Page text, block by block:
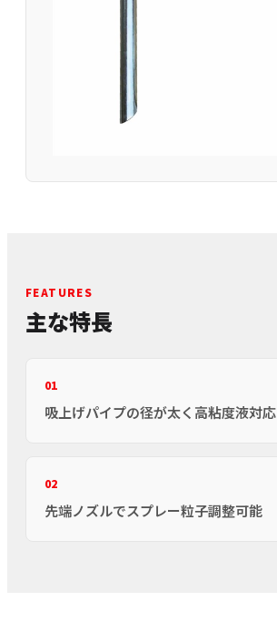
FEATURES
主な特長
01
吸上げパイプの径が太く高粘度液対応
02
先端ノズルでスプレー粒子調整可能